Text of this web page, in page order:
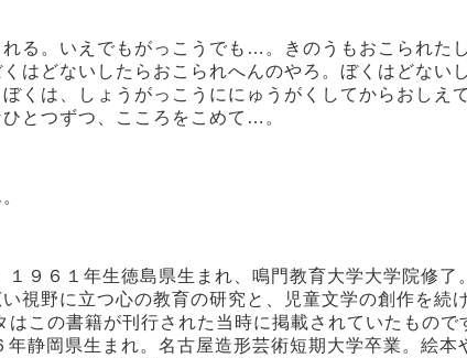
る。いえでもがっこうでも…。きのうもおこられた
はどないしたらおこられへんのやろ。ぼくはどない
くは、しょうがっこうににゅうがくしてからおしえ
とつずつ、こころをこめて…。
１９６１年生徳島県生まれ、鳴門教育大学大学院修
視野に立つ心の教育の研究と、児童文学の創作を続
はこの書籍が刊行された当時に掲載されていたもので
年静岡県生まれ。名古屋造形芸術短期大学卒業。絵